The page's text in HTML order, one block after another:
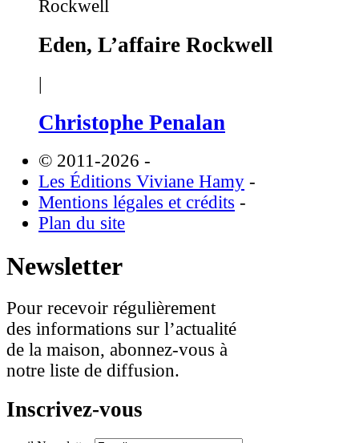
Eden, L’affaire Rockwell
|
Christophe Penalan
© 2011-2026 -
Les Éditions Viviane Hamy -
Mentions légales et crédits -
Plan du site
Newsletter
Pour recevoir régulièrement
des informations sur l’actualité
de la maison, abonnez-vous à
notre liste de diffusion.
Inscrivez-vous